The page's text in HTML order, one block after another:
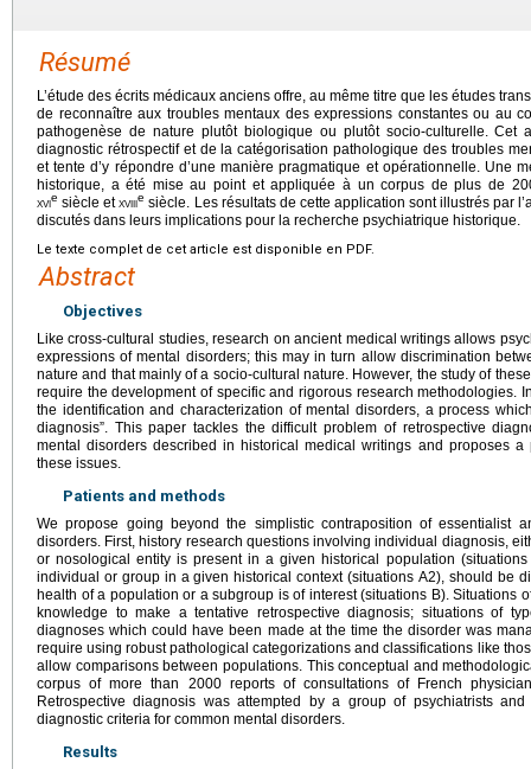
Résumé
L’étude des écrits médicaux anciens offre, au même titre que les études
de reconnaître aux troubles mentaux des expressions constantes ou au
pathogenèse de nature plutôt biologique ou plutôt socio-culturelle. Cet
diagnostic rétrospectif et de la catégorisation pathologique des troubles
et tente d’y répondre d’une manière pragmatique et opérationnelle. Une
historique, a été mise au point et appliquée à un corpus de plus de
xvie siècle etxviiie siècle. Les résultats de cette application sont illustrés par
discutés dans leurs implications pour la recherche psychiatrique historique.
Le texte complet de cet article est disponible en PDF.
Abstract
Objectives
Like cross-cultural studies, research on ancient medical writings allows
expressions of mental disorders; this may in turn allow discrimination
nature and that mainly of a socio-cultural nature. However, the study of
require the development of specific and rigorous research methodologies.
the identification and characterization of mental disorders, a process
diagnosis”. This paper tackles the difficult problem of retrospective
mental disorders described in historical medical writings and proposes
these issues.
Patients and methods
We propose going beyond the simplistic contraposition of essentialist
disorders. First, history research questions involving individual diagnosis,
or nosological entity is present in a given historical population
individual or group in a given historical context (situations A2), should be
health of a population or a subgroup is of interest (situations B). Situations
knowledge to make a tentative retrospective diagnosis; situations of
diagnoses which could have been made at the time the disorder was
require using robust pathological categorizations and classifications like
allow comparisons between populations. This conceptual and
corpus of more than 2000 reports of consultations of French
Retrospective diagnosis was attempted by a group of psychiatrists
diagnostic criteria for common mental disorders.
Results